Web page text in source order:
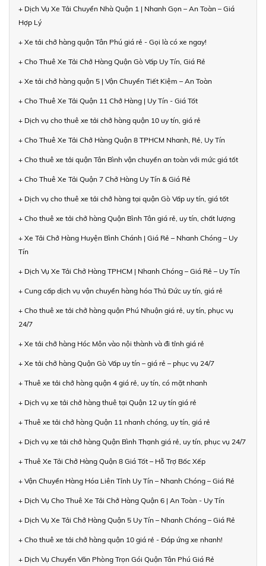
+ Dịch Vụ Xe Tải Chuyển Nhà Quận 1 | Nhanh Gọn – An Toàn – Giá
Hợp Lý
+ Xe tải chở hàng quận Tân Phú giá rẻ - Gọi là có xe ngay!
+ Cho Thuê Xe Tải Chở Hàng Quận Gò Vấp Uy Tín, Giá Rẻ
+ Xe tải chở hàng quận 5 | Vận Chuyển Tiết Kiệm – An Toàn
+ Cho Thuê Xe Tải Quận 11 Chở Hàng | Uy Tín - Giá Tốt
+ Dịch vụ cho thuê xe tải chở hàng quận 10 uy tín, giá rẻ
+ Cho Thuê Xe Tải Chở Hàng Quận 8 TPHCM Nhanh, Rẻ, Uy Tín
+ Cho thuê xe tải quận Tân Bình vận chuyển an toàn với mức giá tốt
+ Cho Thuê Xe Tải Quận 7 Chở Hàng Uy Tín & Giá Rẻ
+ Dịch vụ cho thuê xe tải chở hàng tại quận Gò Vấp uy tín, giá tốt
+ Cho thuê xe tải chở hàng Quận Bình Tân giá rẻ, uy tín, chất lượng
+ Xe Tải Chở Hàng Huyện Bình Chánh | Giá Rẻ – Nhanh Chóng – Uy
Tín
+ Dịch Vụ Xe Tải Chở Hàng TPHCM | Nhanh Chóng – Giá Rẻ – Uy Tín
+ Cung cấp dịch vụ vận chuyển hàng hóa Thủ Đức uy tín, giá rẻ
+ Cho thuê xe tải chở hàng quận Phú Nhuận giá rẻ, uy tín, phục vụ
24/7
+ Xe tải chở hàng Hóc Môn vào nội thành và đi tỉnh giá rẻ
+ Xe tải chở hàng Quận Gò Vấp uy tín – giá rẻ – phục vụ 24/7
+ Thuê xe tải chở hàng quận 4 giá rẻ, uy tín, có mặt nhanh
+ Dịch vụ xe tải chở hàng thuê tại Quận 12 uy tín giá rẻ
+ Thuê xe tải chở hàng Quận 11 nhanh chóng, uy tín, giá rẻ
+ Dịch vụ xe tải chở hàng Quận Bình Thạnh giá rẻ, uy tín, phục vụ 24/7
+ Thuê Xe Tải Chở Hàng Quận 8 Giá Tốt – Hỗ Trợ Bốc Xếp
+ Vận Chuyển Hàng Hóa Liên Tỉnh Uy Tín – Nhanh Chóng – Giá Rẻ
+ Dịch Vụ Cho Thuê Xe Tải Chở Hàng Quận 6 | An Toàn - Uy Tín
+ Dịch Vụ Xe Tải Chở Hàng Quận 5 Uy Tín – Nhanh Chóng – Giá Rẻ
+ Cho thuê xe tải chở hàng quận 10 giá rẻ - Đáp ứng xe nhanh!
+ Dịch Vụ Chuyển Văn Phòng Trọn Gói Quận Tân Phú Giá Rẻ